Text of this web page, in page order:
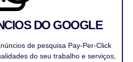
DO GOOGLE
de pesquisa Pay-Per-Click
do seu trabalho e serviços,